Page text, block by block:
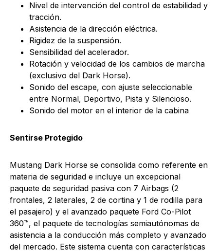
Nivel de intervención del control de estabilidad y
tracción.
Asistencia de la dirección eléctrica.
Rigidez de la suspensión.
Sensibilidad del acelerador.
Rotación y velocidad de los cambios de marcha
(exclusivo del Dark Horse).
Sonido del escape, con ajuste seleccionable
entre Normal, Deportivo, Pista y Silencioso.
Sonido del motor en el interior de la cabina
Sentirse Protegido
Mustang Dark Horse se consolida como referente en
materia de seguridad e incluye un excepcional
paquete de seguridad pasiva con 7 Airbags (2
frontales, 2 laterales, 2 de cortina y 1 de rodilla para
el pasajero) y el avanzado paquete Ford Co-Pilot
360™, el paquete de tecnologías semiautónomas de
asistencia a la conducción más completo y avanzado
del mercado. Este sistema cuenta con características